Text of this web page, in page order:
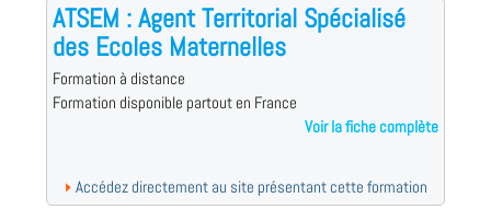
ATSEM : Agent Territorial Spécialisé
des Ecoles Maternelles
Formation à distance
Formation disponible partout en France
Voir la fiche complète
Accédez directement au site présentant cette formation